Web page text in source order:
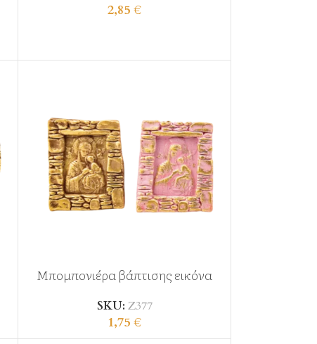
2,85€
Μπομπονιέρα βάπτισης εικόνα
SKU: Ζ377
1,75€